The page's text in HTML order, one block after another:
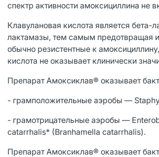
спектр активности амоксициллина
Клавулановая кислота является
лактамазы, тем самым предотвращая
обычно резистентные к
кислота не оказывает клинически
Препарат Амоксиклав® оказывает
- грамположительные аэробы —
- грамотрицательные аэробы —
catarrhalis* (Branhamella catarrhalis).
Препарат Амоксиклав® оказывает